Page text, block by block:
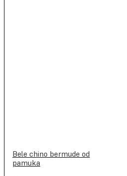
Bele chino bermude od
pamuka